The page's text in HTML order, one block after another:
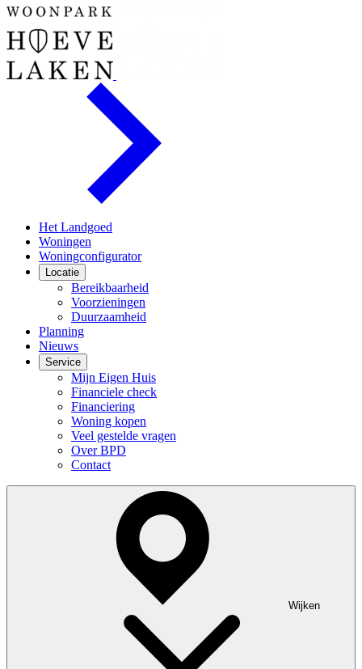
Het Landgoed
Woningen
Woningconfigurator
Locatie
Bereikbaarheid
Voorzieningen
Duurzaamheid
Planning
Nieuws
Service
Mijn Eigen Huis
Financiele check
Financiering
Woning kopen
Veel gestelde vragen
Over BPD
Contact
Wijken